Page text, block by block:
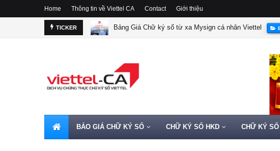
Home Thông tin về Viettel CA Contact Giới thiệu
TICKER Bảng Giá Chữ ký số từ xa Mysign cá nhân Viettel
BÁO GIÁ CHỮ KÝ SỐ CHỮ KÝ SỐ HKD CHỮ KÝ SỐ